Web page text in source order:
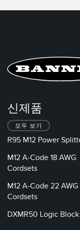
신제품
모두 보기
R95 M12 Power
M12 A-Code 18 AWG
Cordsets
M12 A-Code 22 AWG
Cordsets
DXMR50 Logic Block